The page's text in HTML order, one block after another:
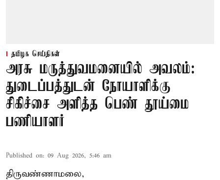
தமிழக செய்திகள்
அரசு மருத்துவமனையில் அவலம்:
துடைப்பத்துடன் நோயாளிக்கு
சிகிச்சை அளித்த பெண் தூய்மை
பணியாளர்
Published on: 09 Aug 2026, 5:46 am
திருவண்ணாமலை,